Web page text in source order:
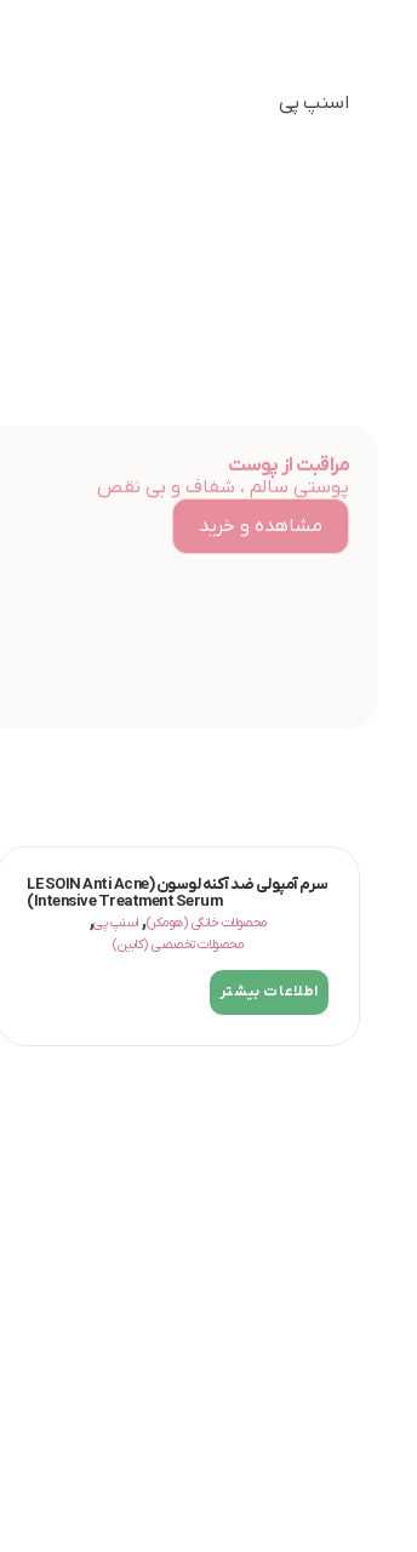
اسنپ پی
مراقبت از پوست
پوستی سالم ، شفاف و بی نقص
مشاهده و خرید
سرم آمپولی ضد آکنه لوسون (LE SOIN Anti Acne
Intensive Treatment Serum)
محصولات خانگی (هومکر), اسنپ پی,
محصولات تخصصی (کابین)
اطلاعات بیشتر